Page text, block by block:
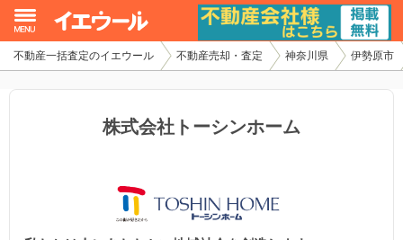
不動産一括査定のイエウール 不動産売却・査定 神奈川県 伊勢原市
株式会社トーシンホーム
イエウール加盟希望の不動産会社様
不動産の売却・一括査定